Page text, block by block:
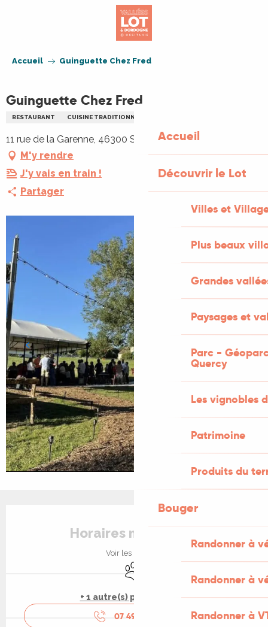
Accueil
Découvrir le Lot
Villes et
Plus beaux
Grandes
Paysages et
Parc -
Quercy
Les vignobles
Patrimoine
Produits du
Bouger
Randonner à
Randonner à
Randonner à
Accueil Guinguette Chez Fred
Guinguette Chez Fred
RESTAURANT CUISINE TRADITIONNELLE
11 rue de la Garenne, 46300 Saint-Projet
M'y rendre
J'y vais en train !
Partager
Ouverture et coordonnées
Horaires non définis
Voir les horaires
Animaux acceptés
+ 1 autre(s) prestation(s)
07 49 49 10